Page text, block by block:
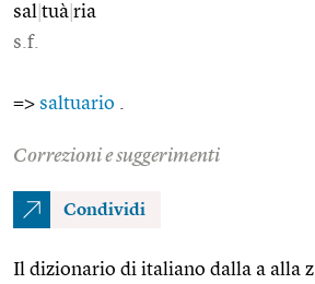
sal tuà ria
s.f.
=> saltuario
Correzioni e suggerimenti
Condividi
Il dizionario di italiano dalla a alla z